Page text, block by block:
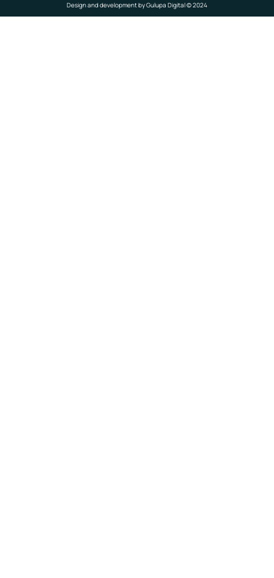
Design and development byGulupa Digital © 2024